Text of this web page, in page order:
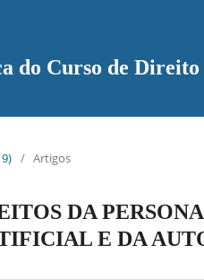
do Curso de
/ Artigos
DA
E DA